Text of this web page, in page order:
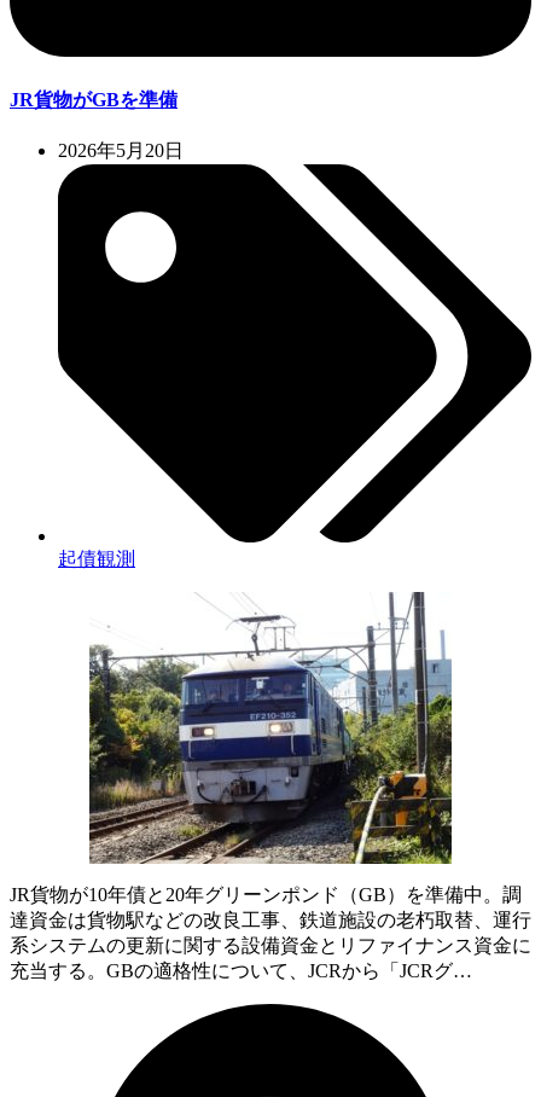
JR貨物がGBを準備
2026年5月20日
起債観測
JR貨物が10年債と20年グリーンポンド（GB）を準備中。調
達資金は貨物駅などの改良工事、鉄道施設の老朽取替、運行
系システムの更新に関する設備資金とリファイナンス資金に
充当する。GBの適格性について、JCRから「JCRグ…